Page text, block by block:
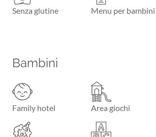
Senza glutine Menu per bambini
Bambini
Family hotel Area giochi